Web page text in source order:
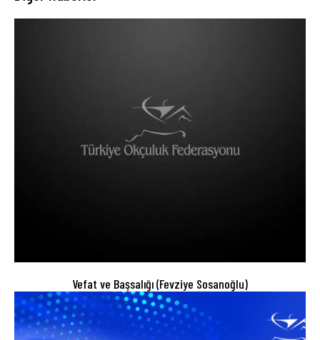
Vefat ve Başsalığı (Fevziye Sosanoğlu)